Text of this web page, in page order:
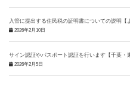
入管に提出する住民税の証明書についての説明【
2026年2月10日
サイン認証やパスポート認証を行います【千葉・
2026年2月5日